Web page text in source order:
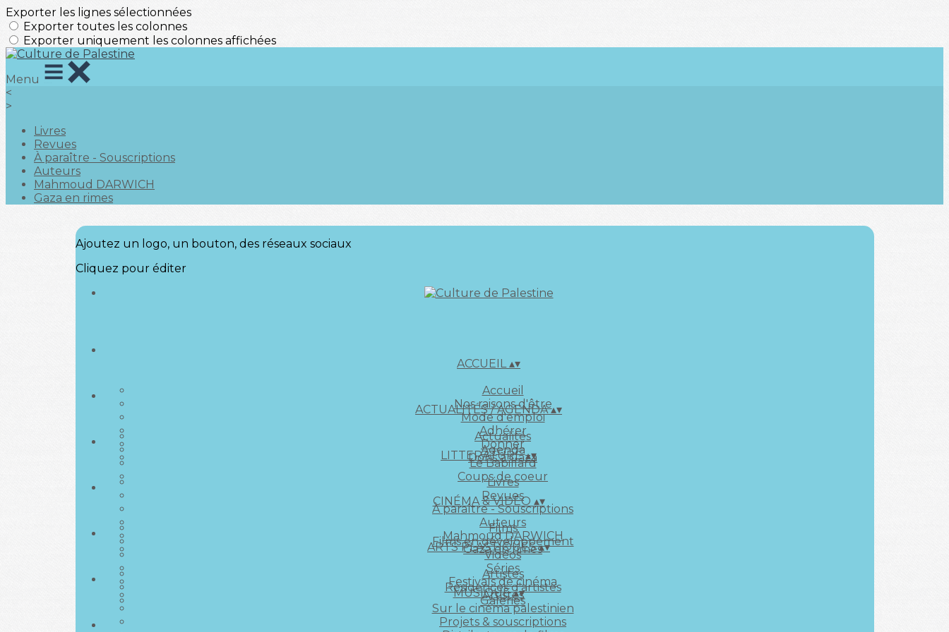
Exporter les lignes sélectionnées
Exporter toutes les colonnes
Exporter uniquement les colonnes affichées
Menu
<
>
Livres
Revues
À paraître - Souscriptions
Auteurs
Mahmoud DARWICH
Gaza en rimes
Ajoutez un logo, un bouton, des réseaux sociaux
Cliquez pour éditer
ACCUEIL▴▾
Accueil
Nos raisons d'être
Mode d'emploi
Adhérer
Donner
Dons à Gaza
ACTUALITÉS / AGENDA▴▾
Actualités
Agenda
Le Babillard
Coups de coeur
LITTERATURE▴▾
Livres
Revues
À paraître - Souscriptions
Auteurs
Mahmoud DARWICH
Gaza en rimes
CINÉMA & VIDÉO ▴▾
Films
Films en développement
Vidéos
Séries
Festivals de cinéma
Artistes
Sur le cinéma palestinien
Projets & souscriptions
ARTS PLASTIQUES▴▾
Artistes
Résidences d'artistes
Galeries
MUSIQUE▴▾